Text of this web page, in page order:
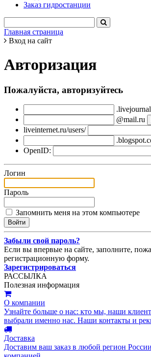
Заказ гидростанции
Главная страница
Вход на сайт
Авторизация
Пожалуйста, авторизуйтесь
@mail.ru
liveinternet.ru/users/
OpenID:
Логин
Пароль
Запомнить меня на этом компьютере
Забыли свой пароль?
Если вы впервые на сайте, заполните,
регистрационную форму.
Зарегистрироваться
РАССЫЛКА
Полезная информация
О компании
Узнайте больше о нас: кто мы, наши
выбрали именно нас. Наши контакты и
Доставка
Доставим ваш заказ в любой регион